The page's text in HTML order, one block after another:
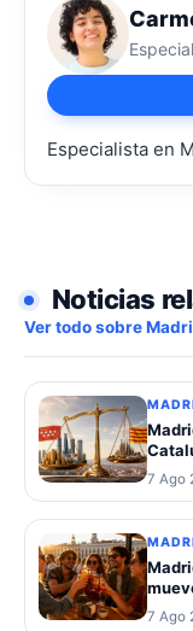
Especialista en
Noticias
Ver todo sobre
7 Ago
7 Ago